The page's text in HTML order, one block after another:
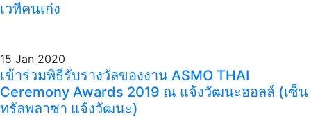
เวทีคนเก่ง
15 Jan 2020
เข้าร่วมพิธีรับรางวัลของงาน ASMO THAI
Ceremony Awards 2019 ณ แจ้งวัฒนะฮอลล์ (เซ็น
ทรัลพลาซา แจ้งวัฒนะ)